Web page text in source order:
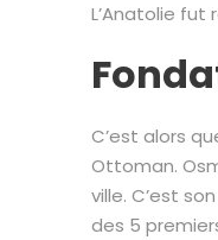
L’Anatolie
C’est alors
Ottoman.
ville. C’est
des 5